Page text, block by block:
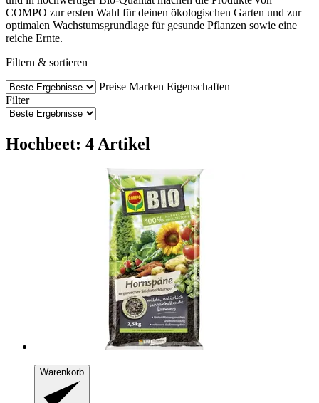
COMPO zur ersten Wahl für deinen ökologischen Garten und zur
optimalen Wachstumsgrundlage für gesunde Pflanzen sowie eine
reiche Ernte.
Filtern & sortieren
Preise Marken Eigenschaften
Filter
Hochbeet: 4 Artikel
Warenkorb